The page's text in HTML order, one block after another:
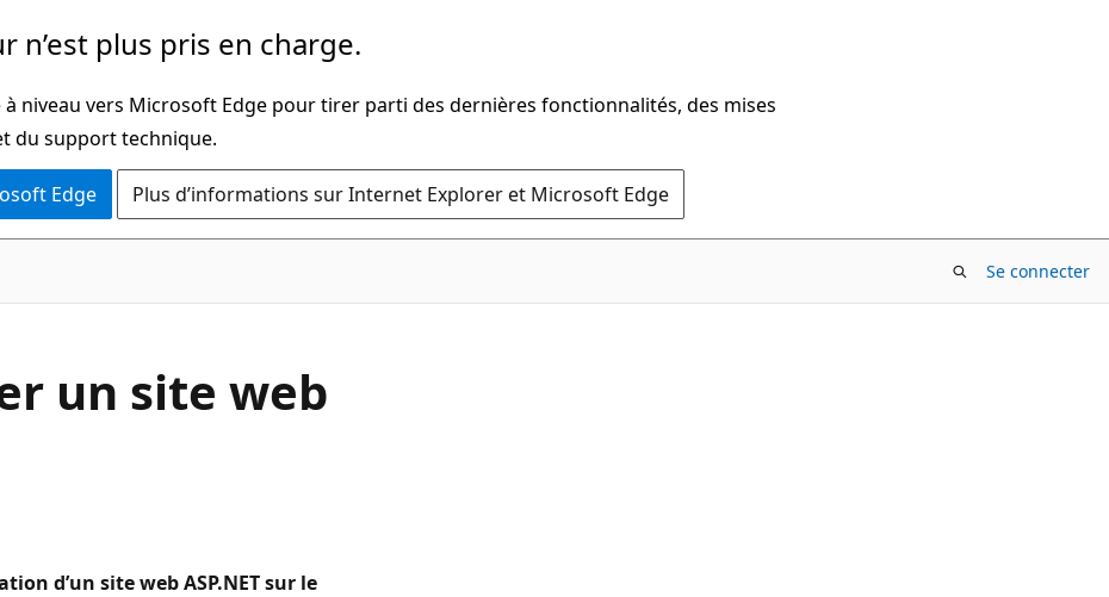
n’est plus pris en charge.
à niveau vers Microsoft Edge pour tirer parti des dernières fonctionnalités, des mises
du support technique.
Edge Plus d’informations sur Internet Explorer et Microsoft Edge
Se connecter
un site web
d’un site web ASP.NET sur le